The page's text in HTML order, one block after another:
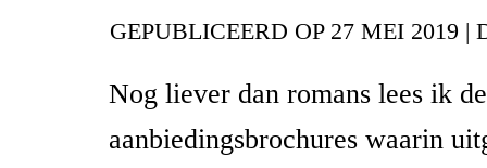
GEPUBLICEERD OP 27 MEI 2019 |
Nog liever dan romans lees ik de
aanbiedingsbrochures waarin